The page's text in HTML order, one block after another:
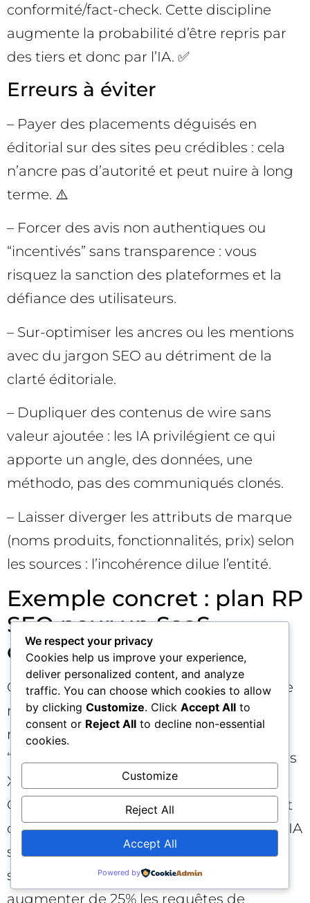
conformité/fact-check. Cette discipline
augmente la probabilité d’être repris par
des tiers et donc par l’IA. ✅
Erreurs à éviter
– Payer des placements déguisés en
éditorial sur des sites peu crédibles : cela
n’ancre pas d’autorité et peut nuire à long
terme. ⚠️
– Forcer des avis non authentiques ou
“incentivés” sans transparence : vous
risquez la sanction des plateformes et la
défiance des utilisateurs.
– Sur-optimiser les ancres ou les mentions
avec du jargon SEO au détriment de la
clarté éditoriale.
– Dupliquer des contenus de wire sans
valeur ajoutée : les IA privilégient ce qui
apporte un angle, des données, une
méthodo, pas des communiqués clonés.
– Laisser diverger les attributs de marque
(noms produits, fonctionnalités, prix) selon
les sources : l’incohérence dilue l’entité.
Exemple concret : plan RP
SEO pour un SaaS
cybersécurité
Contexte : un éditeur B2B de détection de
menaces veut augmenter les
recommandations IA sur les requêtes
“meilleurs outils XDR”, “comparatif SIEM vs
XDR”, “comment investiguer un incident”.
Objectif : obtenir des citations tertiaires et
des mentions directes dans les réponses IA
sur ces familles de prompts, gagner 10
sources d’autorité en 90 jours et
augmenter de 25% les requêtes de
We respect your privacy
Cookies help us improve your experience,
deliver personalized content, and analyze
traffic. You can choose which cookies to allow
by clicking Customize. Click Accept All to
consent or Reject All to decline non-essential
cookies.
Customize
Reject All
Accept All
Powered by